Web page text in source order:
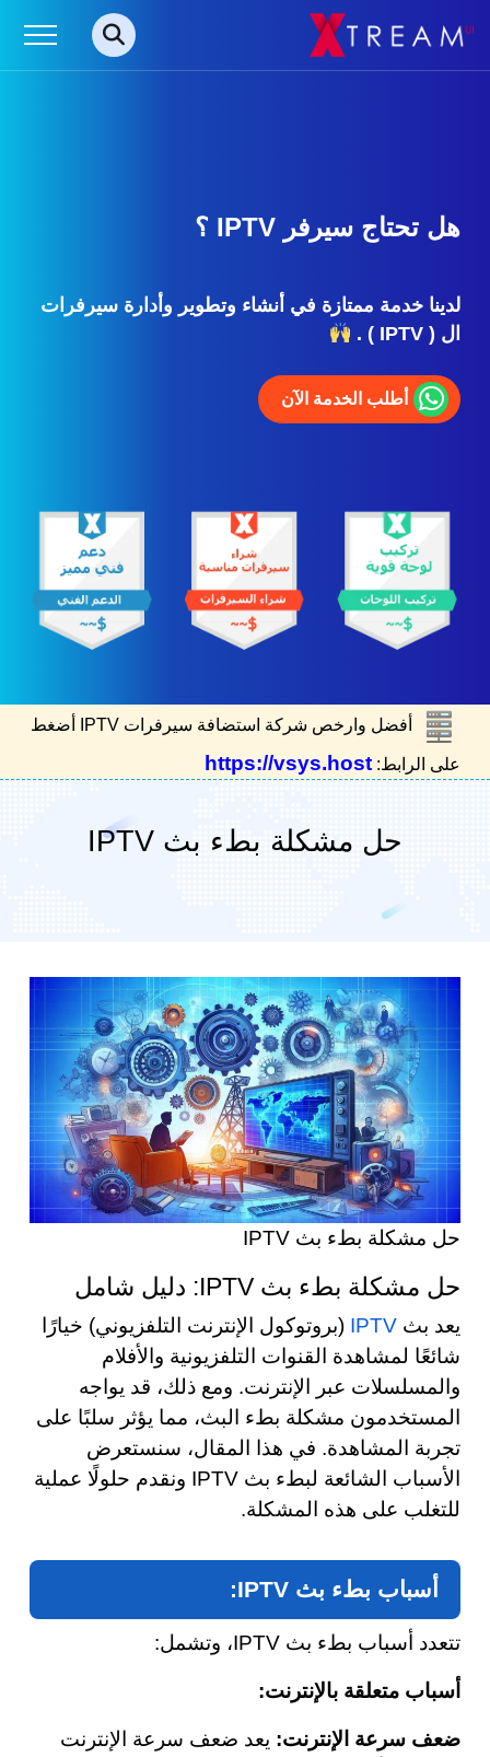
هل تحتاج سيرفر IPTV ؟
لدينا خدمة ممتازة في أنشاء وتطوير وأدارة سيرفرات
ال ( IPTV ) .
أطلب الخدمة الآن
أفضل وارخص شركة استضافة سيرفرات IPTV أضغط
على الرابط: https://vsys.host
حل مشكلة بطء بث IPTV
حل مشكلة بطء بث IPTV
حل مشكلة بطء بث IPTV: دليل شامل
يعد بث IPTV (بروتوكول الإنترنت التلفزيوني) خيارًا
شائعًا لمشاهدة القنوات التلفزيونية والأفلام
والمسلسلات عبر الإنترنت. ومع ذلك، قد يواجه
المستخدمون مشكلة بطء البث، مما يؤثر سلبًا على
تجربة المشاهدة. في هذا المقال، سنستعرض
الأسباب الشائعة لبطء بث IPTV ونقدم حلولًا عملية
للتغلب على هذه المشكلة.
أسباب بطء بث IPTV:
تتعدد أسباب بطء بث IPTV، وتشمل:
أسباب متعلقة بالإنترنت:
ضعف سرعة الإنترنت: يعد ضعف سرعة الإنترنت